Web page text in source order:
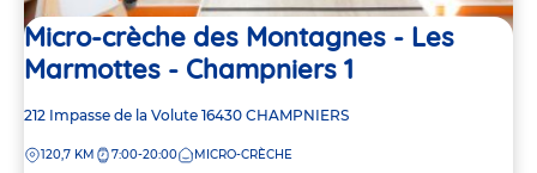
Micro-crèche des Montagnes - Les
Marmottes - Champniers 1
Adresse
la
212 Impasse de la Volute 16430 CHAMPNIERS
DISTANCE
120,7 KM 7:00-20:00 MICRO-CRÈCHE